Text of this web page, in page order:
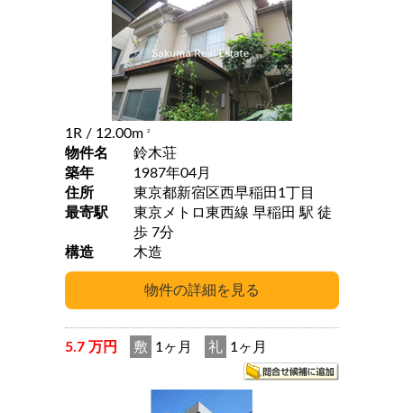
1R / 12.00m 2
物件名
鈴木荘
築年
1987年04月
住所
東京都新宿区西早稲田1丁目
最寄駅
東京メトロ東西線 早稲田 駅 徒
歩 7分
構造
木造
5.7 万円 敷 1ヶ月 礼 1ヶ月